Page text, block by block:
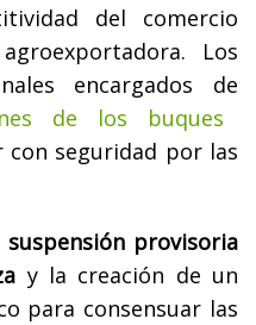
del comercio
Los
encargados de
de los buques
con seguridad por las
provisoria
y la creación de un
para consensuar las